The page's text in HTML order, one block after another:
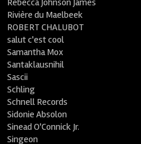
Rebecca Johnson James
Rivière du Maelbeek
ROBERT CHALUBOT
salut c'est cool
Samantha Mox
Santaklausnihil
Sascii
Schling
Schnell Records
Sidonie Absolon
Sinead O'Connick Jr.
Singeon